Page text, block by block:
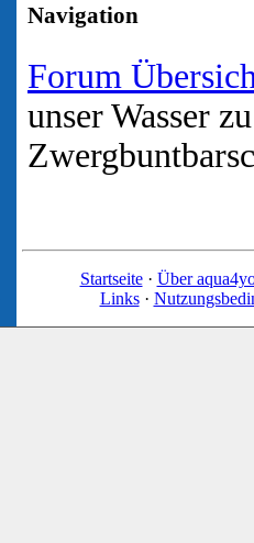
Navigation
Forum
unser Wasser
Startseite· Über
Links·